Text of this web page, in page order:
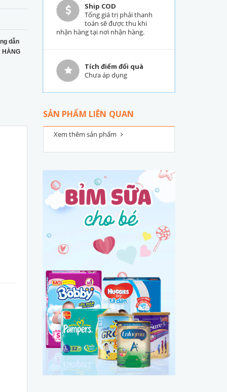
dẫn
HÀNG
Ship COD
Tổng giá trị phải thanh
toán sẽ được thu khi
nhận hàng tại nơi nhận hàng.
Tích điểm đổi quà
Chưa áp dụng
SẢN PHẨM LIÊN QUAN
Xem thêm sản phẩm